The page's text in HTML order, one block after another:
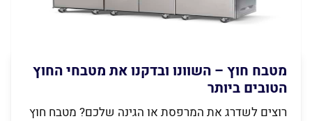
מטבח חוץ – השוונו ובדקנו את מטבחי החוץ
הטובים ביותר
רוצים לשדרג את המרפסת או הגינה שלכם? מטבח חוץ